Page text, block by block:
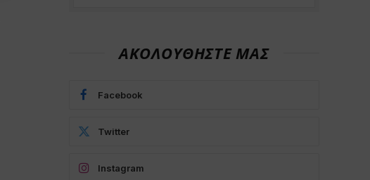
ΑΚΟΛΟΥΘΗΣΤΕ ΜΑΣ
Facebook
Twitter
Instagram